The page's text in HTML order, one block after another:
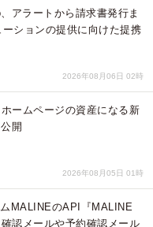
アラートから請求書発行ま
ションの提供に向けた提携
2026年08月06日 02時
ームページの資産になる新
開
2026年08月05日 01時
MALINEのAPI『MALINE
認メールや予約確認メール